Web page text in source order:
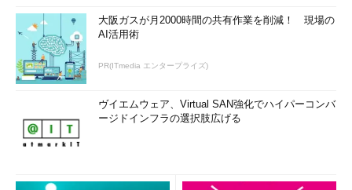
大阪ガスが月2000時間の共有作業を削減！ 現場の
AI活用術
PR(ITmedia エンタープライズ)
ヴイエムウェア、Virtual SAN強化でハイパーコンバ
ージドインフラの選択肢広げる